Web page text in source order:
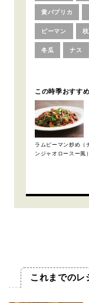
黄パプリカ
ピーマン
冬瓜 ナス
この時季おすす
ラムピーマン炒め（
ンジャオロースー風）
これまでのレ